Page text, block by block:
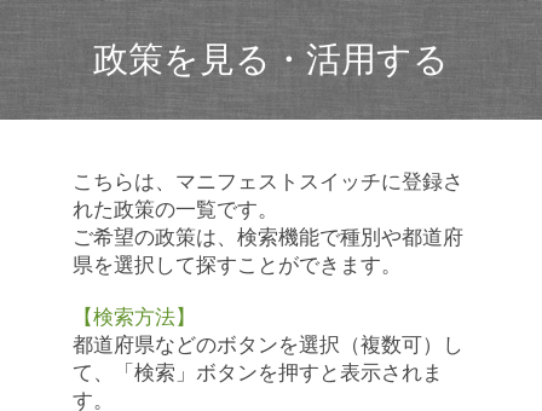
政策を見る・活用する
こちらは、マニフェストスイッチに登録さ
れた政策の一覧です。
ご希望の政策は、検索機能で種別や都道府
県を選択して探すことができます。
【検索方法】
都道府県などのボタンを選択（複数可）し
て、「検索」ボタンを押すと表示されま
す。